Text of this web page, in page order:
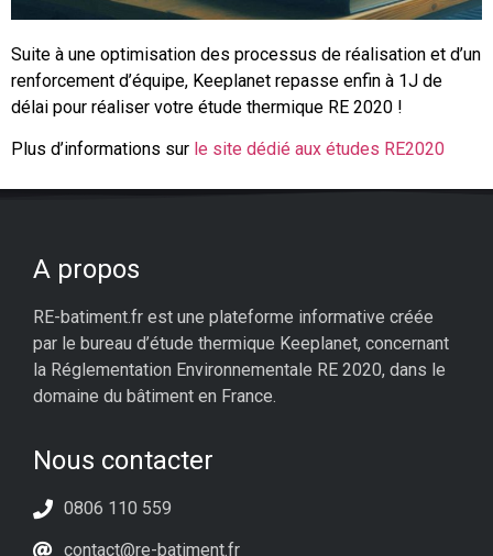
Suite à une optimisation des processus de réalisation et d’un
renforcement d’équipe, Keeplanet repasse enfin à 1J de
délai pour réaliser votre étude thermique RE 2020 !
Plus d’informations sur le site dédié aux études RE2020
A propos
RE-batiment.fr est une plateforme informative créée
par le bureau d’étude thermique Keeplanet, concernant
la Réglementation Environnementale RE 2020, dans le
domaine du bâtiment en France.
Nous contacter
0806 110 559
contact@re-batiment.fr